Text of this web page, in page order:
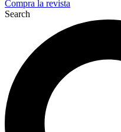
Compra la revista
Search